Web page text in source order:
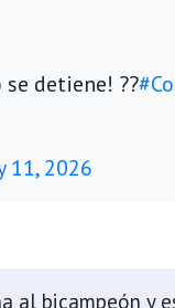
se detiene! ??
11, 2026
al bicampeón y